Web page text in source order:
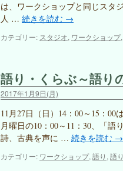
は、ワークショップと同じスタ
人 … 続きを読む →
カテゴリー: スタジオ, ワークショップ,
語り・くらぶ～語り
2017年1月9日(月)
11月27日（日）14：00～15：
月曜日の10：00～11：30、「
詩、古典を声に … 続きを読む →
カテゴリー: ワークショップ, 語り , 語